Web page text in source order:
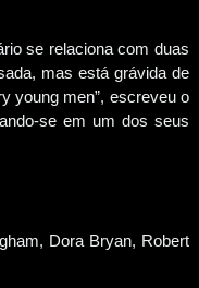
se relaciona com duas
mas está grávida de
young men”, escreveu o
se em um dos seus
Dora Bryan, Robert